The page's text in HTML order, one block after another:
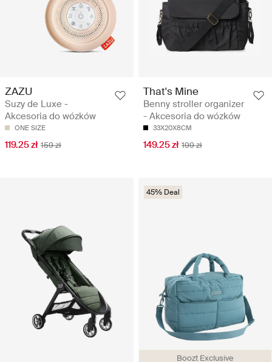
ZAZU
Suzy de Luxe -
Akcesoria do wózków
ONE SIZE
119.25 zł 159 zł
That's Mine
Benny stroller organizer
- Akcesoria do wózków
33X20X8CM
149.25 zł 199 zł
Boozt Exclusive
45% Deal